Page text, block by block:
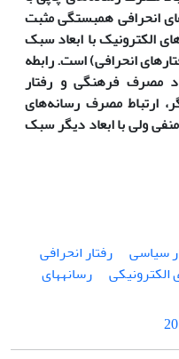
انحرافی همبستگی مثبت
الکترونیک با ابعاد سبک
انحرافی) است. رابطه
مصرف فرهنگی و رفتار
ارتباط مصرف رسانه‌های
ولی با ابعاد دیگر سبک
سیاسی
رفتار انحرافی
الکترونیکی
رسانه­های